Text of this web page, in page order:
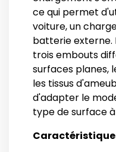
ce qui permet
voiture, un
batterie externe.
trois embouts
surfaces planes,
les tissus
d'adapter le
type de surface